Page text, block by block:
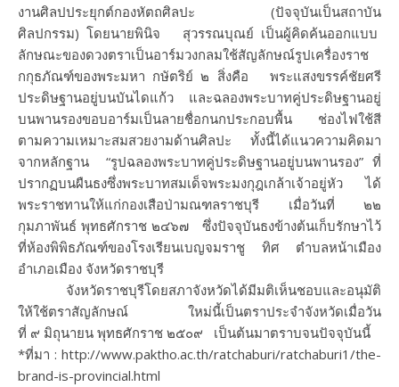
งานศิลปประยุกต์กองหัตถศิลปะ (ปัจจุบันเป็นสถาบัน
ศิลปกรรม) โดยนายพินิจ สุวรรณบุณย์ เป็นผู้คิดค้นออกแบบ
ลักษณะของดวงตราเป็นอาร์มวงกลมใช้สัญลักษณ์รูปเครื่องราช
กกุธภัณฑ์ของพระมหา กษัตริย์ ๒ สิ่งคือ พระแสงขรรค์ชัยศรี
ประดิษฐานอยู่บนบันไดแก้ว และฉลองพระบาทคู่ประดิษฐานอยู่
บนพานรองขอบอาร์มเป็นลายชื่อกนกประกอบพื้น ช่องไฟใช้สี
ตามความเหมาะสมสวยงามด้านศิลปะ ทั้งนี้ได้แนวความคิดมา
จากหลักฐาน “รูปฉลองพระบาทคู่ประดิษฐานอยู่บนพานรอง” ที่
ปรากฏบนผืนธงซึ่งพระบาทสมเด็จพระมงกุฎเกล้าเจ้าอยู่หัว ได้
พระราชทานให้แก่กองเสือป่ามณฑลราชบุรี เมื่อวันที่ ๒๒
กุมภาพันธ์ พุทธศักราช ๒๔๖๗ ซึ่งปัจจุบันธงข้างต้นเก็บรักษาไว้
ที่ห้องพิพิธภัณฑ์ของโรงเรียนเบญจมราชู ทิศ ตำบลหน้าเมือง
อำเภอเมือง จังหวัดราชบุรี
จังหวัดราชบุรีโดยสภาจังหวัดได้มีมติเห็นชอบและอนุมัติ
ให้ใช้ตราสัญลักษณ์ ใหม่นี้เป็นตราประจำจังหวัดเมื่อวัน
ที่ ๙ มิถุนายน พุทธศักราช ๒๕๐๙ เป็นต้นมาตราบจนปัจจุบันนี้
*ที่มา : http://www.paktho.ac.th/ratchaburi/ratchaburi1/the-
brand-is-provincial.html